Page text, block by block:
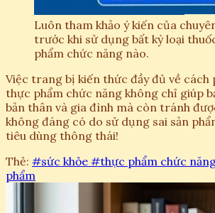
Luôn tham khảo ý kiến của
trước khi sử dụng bất kỳ loại
phẩm chức năng nào.
Việc trang bị kiến thức đầy đủ về cách
thực phẩm chức năng không chỉ giúp
bản thân và gia đình mà còn tránh
không đáng có do sử dụng sai sản
tiêu dùng thông thái!
Thẻ: #sức khỏe #thực phẩm chức
phẩm